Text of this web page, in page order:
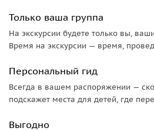
Только ваша группа
На экскурсии будете только вы,
Время на экскурсии — время,
Персональный гид
Всегда в вашем распоряжении —
подскажет места для детей, где
Выгодно